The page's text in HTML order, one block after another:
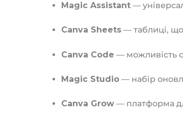
Magic Assistant —
Canva Sheets — таблиці, що
Canva Code — можливість
Magic Studio — набір
Canva Grow — платформа